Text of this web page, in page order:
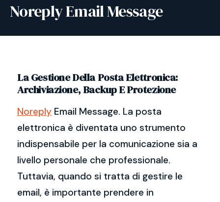
Noreply Email Message
La Gestione Della Posta Elettronica:
Archiviazione, Backup E Protezione
Noreply Email Message. La posta
elettronica è diventata uno strumento
indispensabile per la comunicazione sia a
livello personale che professionale.
Tuttavia, quando si tratta di gestire le
email, è importante prendere in